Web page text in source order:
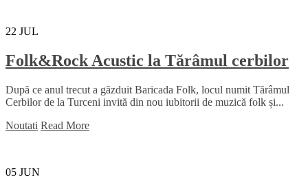
22 JUL
Folk&Rock Acustic la Tărâmul cerbilor
După ce anul trecut a găzduit Baricada Folk, locul numit Tărâmul
Cerbilor de la Turceni invită din nou iubitorii de muzică folk și...
Noutati Read More
05 JUN